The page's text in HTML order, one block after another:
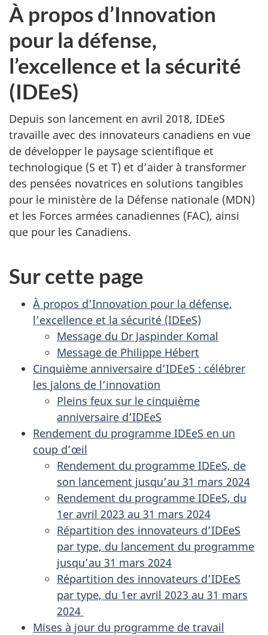
À propos d’Innovation
pour la défense,
l’excellence et la sécurité
(IDEeS)
Depuis son lancement en avril 2018, IDEeS
travaille avec des innovateurs canadiens en vue
de développer le paysage scientifique et
technologique (S et T) et d’aider à transformer
des pensées novatrices en solutions tangibles
pour le ministère de la Défense nationale (MDN)
et les Forces armées canadiennes (FAC), ainsi
que pour les Canadiens.
Sur cette page
À propos d’Innovation pour la défense,
l’excellence et la sécurité (IDEeS)
Message du Dr Jaspinder Komal
Message de Philippe Hébert
Cinquième anniversaire d’IDEeS : célébrer
les jalons de l’innovation
Pleins feux sur le cinquième
anniversaire d’IDEeS
Rendement du programme IDEeS en un
coup d’œil
Rendement du programme IDEeS, de
son lancement jusqu’au 31 mars 2024
Rendement du programme IDEeS, du
1er avril 2023 au 31 mars 2024
Répartition des innovateurs d’IDEeS
par type, du lancement du programme
jusqu’au 31 mars 2024
Répartition des innovateurs d’IDEeS
par type, du 1er avril 2023 au 31 mars
2024
Mises à jour du programme de travail